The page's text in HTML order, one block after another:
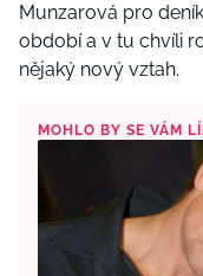
Munzarová pro
období a v tu chvíli
nějaký nový vztah.
MOHLO BY SE VÁM